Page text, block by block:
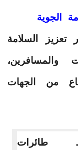
الجوية
تعزيز السلامة
والمسافرين،
من الجهات
طائرات